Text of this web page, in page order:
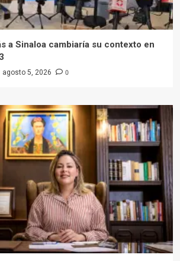
a Sinaloa cambiaría su contexto en
agosto 5, 2026 0